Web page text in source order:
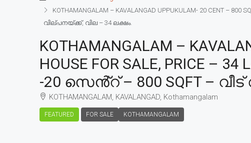
KOTHAMANGALAM – KAVALANGAD UPPUKULAM- 20 CENT –
വില്പനയ്ക്ക്, വില – 34 ലക്ഷം.
KOTHAMANGALAM –
HOUSE FOR SALE, PRICE
-20 സെൻ്റ് – 800 SQFT –
KOTHAMANGALAM, KAVALANGAD, Kothamangalam
FEATURED FOR SALE KOTHAMANGALAM